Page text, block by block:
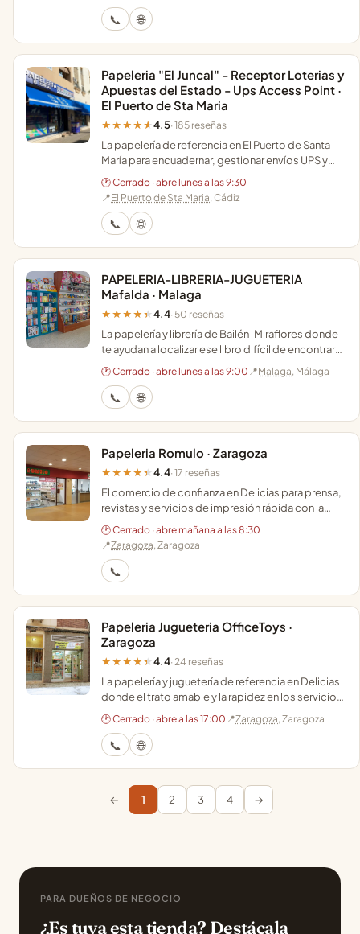
📞 🌐
Papeleria "El Juncal" - Receptor Loterias y
Apuestas del Estado - Ups Access Point ·
El Puerto de Sta Maria
★★★★★ 4.5· 185 reseñas
La papelería de referencia en El Puerto de Santa
María para encuadernar, gestionar envíos UPS y
comprar material escolar con atención
profesional.
🕐 Cerrado · abre lunes a las 9:30
📍El Puerto de Sta Maria, Cádiz
📞 🌐
PAPELERIA-LIBRERIA-JUGUETERIA
Mafalda · Malaga
★★★★★ 4.4· 50 reseñas
La papelería y librería de Bailén-Miraflores donde
te ayudan a localizar ese libro difícil de encontrar
con un trato cercano y profesional.
🕐 Cerrado · abre lunes a las 9:00 📍Malaga, Málaga
📞 🌐
Papeleria Romulo · Zaragoza
★★★★★ 4.4· 17 reseñas
El comercio de confianza en Delicias para prensa,
revistas y servicios de impresión rápida con la
atención cercana de toda la vida.
🕐 Cerrado · abre mañana a las 8:30
📍Zaragoza, Zaragoza
📞
Papeleria Jugueteria OfficeToys ·
Zaragoza
★★★★★ 4.4· 24 reseñas
La papelería y juguetería de referencia en Delicias
donde el trato amable y la rapidez en los servicios
de copistería marcan la diferencia.
🕐 Cerrado · abre a las 17:00 📍Zaragoza, Zaragoza
📞 🌐
← 1 2 3 4 →
PARA DUEÑOS DE NEGOCIO
¿Es tuya esta tienda? Destácala